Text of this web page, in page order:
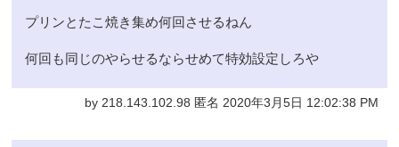
プリンとたこ焼き集め何回させるねん
何回も同じのやらせるならせめて特効設定しろや
by 218.143.102.98 匿名 2020年3月5日 12:02:38 PM